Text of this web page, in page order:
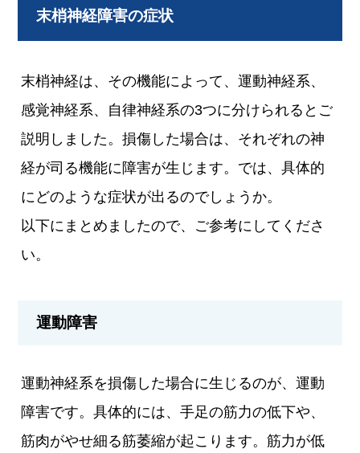
末梢神経障害の症状
末梢神経は、その機能によって、運動神経系、
感覚神経系、自律神経系の3つに分けられるとご
説明しました。損傷した場合は、それぞれの神
経が司る機能に障害が生じます。では、具体的
にどのような症状が出るのでしょうか。
以下にまとめましたので、ご参考にしてくださ
い。
運動障害
運動神経系を損傷した場合に生じるのが、運動
障害です。具体的には、手足の筋力の低下や、
筋肉がやせ細る筋萎縮が起こります。筋力が低